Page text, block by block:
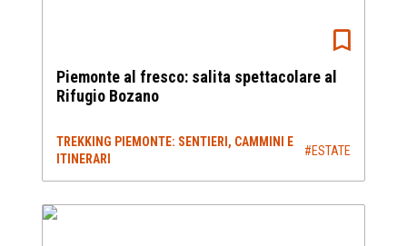
Piemonte al fresco: salita spettacolare al
Rifugio Bozano
TREKKING PIEMONTE: SENTIERI, CAMMINI E
ITINERARI
#ESTATE